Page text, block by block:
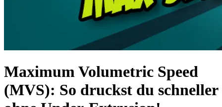
Maximum Volumetric Speed
(MVS): So druckst du schneller